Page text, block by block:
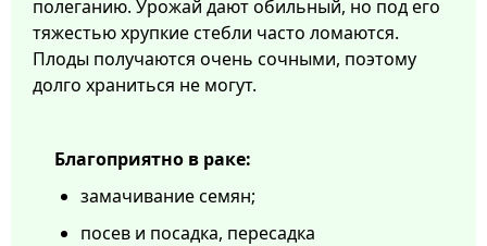
полеганию. Урожай дают обильный, но под его
тяжестью хрупкие стебли часто ломаются.
Плоды получаются очень сочными, поэтому
долго храниться не могут.
Благоприятно в раке:
замачивание семян;
посев и посадка, пересадка